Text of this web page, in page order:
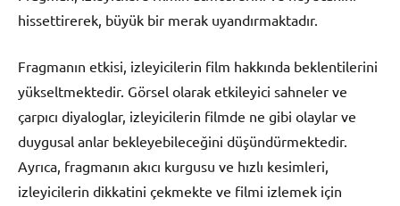
hissettirerek, büyük bir merak uyandırmaktadır.
Fragmanın etkisi, izleyicilerin film hakkında beklentilerini
yükseltmektedir. Görsel olarak etkileyici sahneler ve
çarpıcı diyaloglar, izleyicilerin filmde ne gibi olaylar ve
duygusal anlar bekleyebileceğini düşündürmektedir.
Ayrıca, fragmanın akıcı kurgusu ve hızlı kesimleri,
izleyicilerin dikkatini çekmekte ve filmi izlemek için